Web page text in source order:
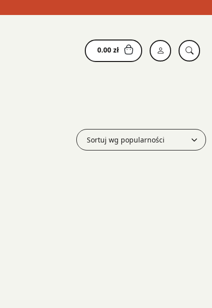
0.00 zł